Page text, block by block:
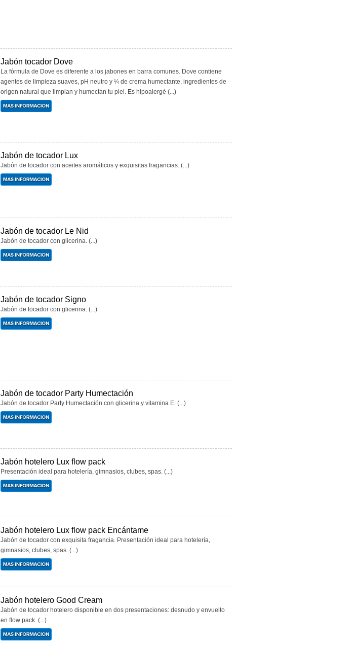
Jabón tocador Dove
La fórmula de Dove es diferente a los jabones en barra comunes. Dove contiene
agentes de limpieza suaves, pH neutro y ¼ de crema humectante, ingredientes de
origen natural que limpian y humectan tu piel. Es hipoalergé (...)
Jabón de tocador Lux
Jabón de tocador con aceites aromáticos y exquisitas fragancias. (...)
Jabón de tocador Le Nid
Jabón de tocador con glicerina. (...)
Jabón de tocador Signo
Jabón de tocador con glicerina. (...)
Jabón de tocador Party Humectación
Jabón de tocador Party Humectación con glicerina y vitamina E. (...)
Jabón hotelero Lux flow pack
Presentación ideal para hotelería, gimnasios, clubes, spas. (...)
Jabón hotelero Lux flow pack Encántame
Jabón de tocador con exquisita fragancia. Presentación ideal para hotelería,
gimnasios, clubes, spas. (...)
Jabón hotelero Good Cream
Jabón de tocador hotelero disponible en dos presentaciones: desnudo y envuelto
en flow pack. (...)